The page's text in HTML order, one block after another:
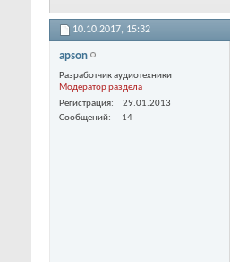
10.10.2017, 15:32
apson
Разработчик аудиотехники
Модератор раздела
Регистрация
29.01.2013
Сообщений
14